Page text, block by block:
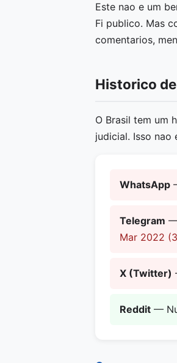
Este nao e um
Fi publico. Mas
comentarios,
Historico
O Brasil tem um
judicial. Isso
WhatsApp
Telegram —
Mar 2022
X (Twitter)
Reddit —